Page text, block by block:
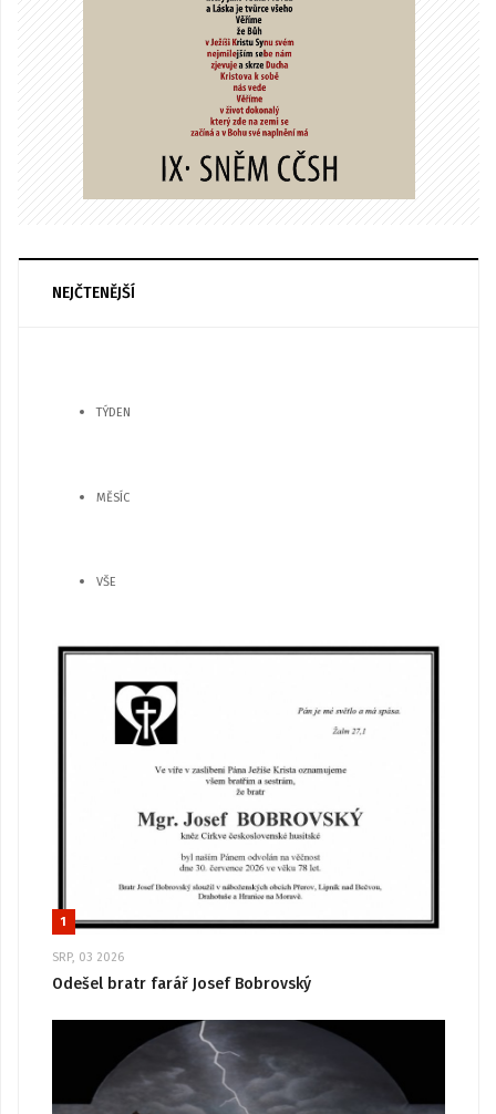
NEJČTENĚJŠÍ
TÝDEN
MĚSÍC
VŠE
1
SRP, 03 2026
Odešel bratr farář Josef Bobrovský